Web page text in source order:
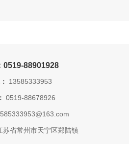
0519-88901928
13585333953
0519-88678926
苏省常州市天宁区郑陆镇